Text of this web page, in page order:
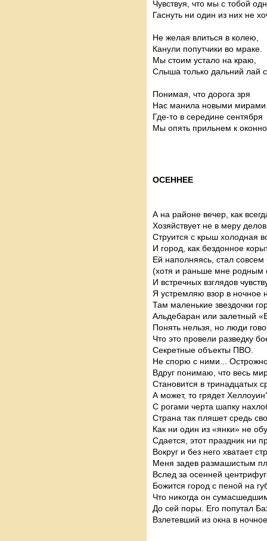
Чувствуя, что мы с тобой
Гаснуть ни один из них не
Не желая влиться в колею,
Канули попутчики во мраке.
Мы стоим уcтало на краю,
Слыша только дальний лай
Понимая, что дорога зря
Нас манила новыми
Где-то в середине сентября
Мы опять прильнем к
ОСЕННЕЕ
А на районе вечер, как
Хозяйствует не в меру
Струится с крыш холодная
И город, как бездонное
Ей наполняясь, стал
(хотя и раньше мне родным
И встречных взглядов
Я устремляю взор в ночное
Там маленькие звездочки
Альдебаран или залетный
Понять нельзя, но люди
Что это провели разведку
Секретные объекты ПВО.
Не спорю с ними...
Вдруг понимаю, что весь
Становится в тринадцатых
А может, то грядет
С рогами черта шапку
Страна так пляшет средь
Как ни один из «янки» не
Сдается, этот праздник ни
Вокруг и без него хватает
Меня задев размашистым
Вслед за осенней
Божится город с пеной на
Что никогда он
До сей поры. Его попутал
Взлетевший из окна в